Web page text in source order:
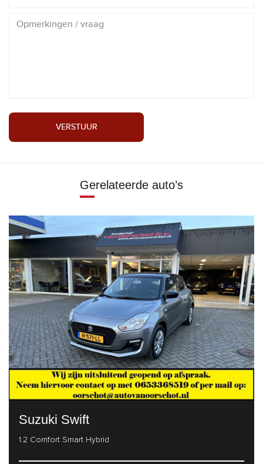
VERSTUUR
Gerelateerde auto’s
Suzuki Swift
1.2 Comfort Smart Hybrid